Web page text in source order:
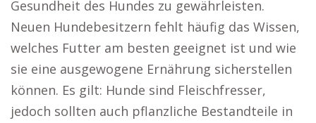
Gesundheit des Hundes zu gewährleisten.
Neuen Hundebesitzern fehlt häufig das Wissen,
welches Futter am besten geeignet ist und wie
sie eine ausgewogene Ernährung sicherstellen
können. Es gilt: Hunde sind Fleischfresser,
jedoch sollten auch pflanzliche Bestandteile in